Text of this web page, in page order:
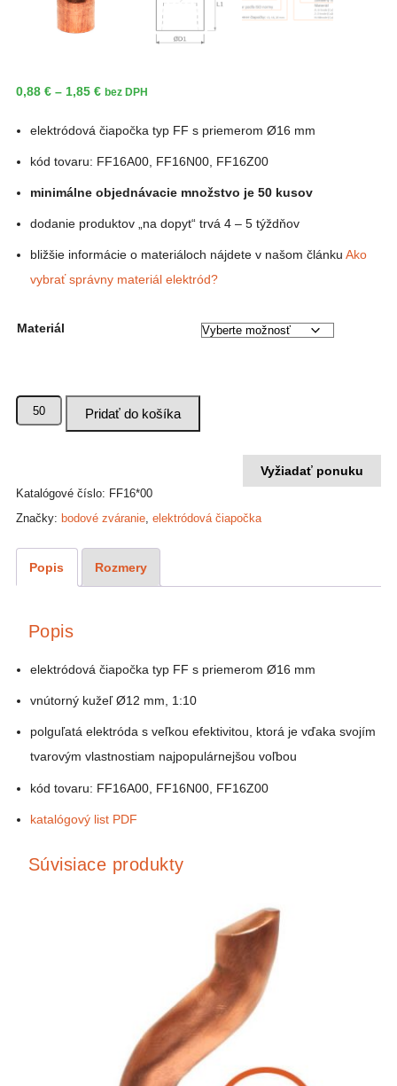
0,88 € – 1,85 €Price
0,88 €
through
1,85 €
bez DPH
elektródová čiapočka typ FF s priemerom Ø16 mm
kód tovaru: FF16A00, FF16N00, FF16Z00
minimálne objednávacie množstvo je 50 kusov
dodanie produktov „na dopyt“ trvá 4 – 5 týždňov
bližšie informácie o materiáloch nájdete v našom článkuAko
vybrať správny materiál elektród?
Materiál
množstvo
Elektródová
čiapočka
FF
Pridať do košíka
Vyžiadať ponuku
Katalógové číslo: FF16*00
Značky: bodové zváranie, elektródová čiapočka
Popis Rozmery
Popis
elektródová čiapočka typ FF s priemerom Ø16 mm
vnútorný kužeľ Ø12 mm, 1:10
polguľatá elektróda s veľkou efektivitou, ktorá je vďaka svojím
tvarovým vlastnostiam najpopulárnejšou voľbou
kód tovaru: FF16A00, FF16N00, FF16Z00
katalógový list PDF
Súvisiace produkty